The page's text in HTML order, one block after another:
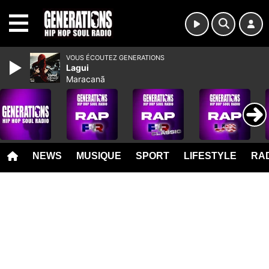
NEWS MUSIQUE SPORT LIFESTYLE
VOUS ÉCOUTEZ GENERATIONS
Lagui
Maracanã